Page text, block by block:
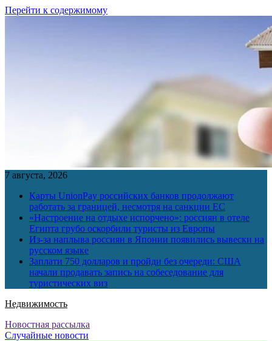
Перейти к содержимому
7 августа, 2026
Карты UnionPay российских банков продолжают
работать за границей, несмотря на санкции ЕС
«Настроение на отдыхе испорчено»: россиян в отеле
Египта грубо оскорбили туристы из Европы
Из-за наплыва россиян в Японии появились вывески на
русском языке
Заплати 750 долларов и пройди без очереди: США
начали продавать запись на собеседование для
туристических виз
Недвижимость
Новостная рассылка
Случайные новости